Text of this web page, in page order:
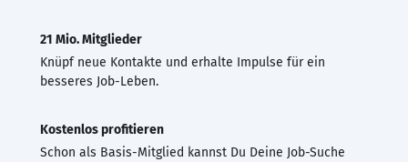
21 Mio. Mitglieder
Knüpf neue Kontakte und erhalte Impulse für ein
besseres Job-Leben.
Kostenlos profitieren
Schon als Basis-Mitglied kannst Du Deine Job-Suche